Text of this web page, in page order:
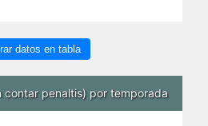
datos en tabla
contar penaltis) por temporada